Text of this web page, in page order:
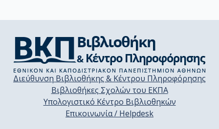
Διεύθυνση Βιβλιοθήκης & Κέντρου Πληροφόρησης
Βιβλιοθήκες Σχολών του ΕΚΠΑ
Υπολογιστικό Κέντρο Βιβλιοθηκών
Επικοινωνία / Helpdesk